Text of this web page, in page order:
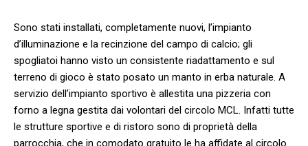
Sono stati installati, completamente nuovi, l’impianto
d’illuminazione e la recinzione del campo di calcio; gli
spogliatoi hanno visto un consistente riadattamento e sul
terreno di gioco è stato posato un manto in erba naturale. A
servizio dell’impianto sportivo è allestita una pizzeria con
forno a legna gestita dai volontari del circolo MCL. Infatti tutte
le strutture sportive e di ristoro sono di proprietà della
parrocchia, che in comodato gratuito le ha affidate al circolo.